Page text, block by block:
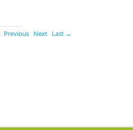
Previous Next Last →